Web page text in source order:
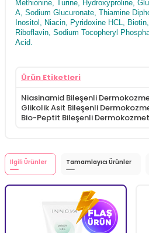
Methionine, Turine, Hydroxyproline,
A, Sodium Glucuronate, Thiamine
Inositol, Niacin, Pyridoxine HCL,
Riboflavin, Sodium Tocopheryl
Acid.
Ürün Etiketleri
Niasinamid Bileşenli
Glikolik Asit Bileşenli
Bio-Peptit Bileşenli
İlgili Ürünler Tamamlayıcı Ürünler